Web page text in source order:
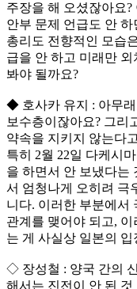
주장을 해 오셨잖아요
안부 문제 언급도 안
총리도 전향적인 모습
급을 안 하고 미래만
봐야 될까요?
◆ 호사카 유지 : 아무래
보수층이잖아요? 그리
약속을 지키지 않는다
특히 2월 22일 다케시
을 하면서 안 보냈다는
서 엄청나게 오히려 극
니다. 이러한 부분에서
관계를 맺어야 되고,
는 게 사실상 일본의
◇ 장성철 : 양국 간의
해서는 진전이 안 된 것